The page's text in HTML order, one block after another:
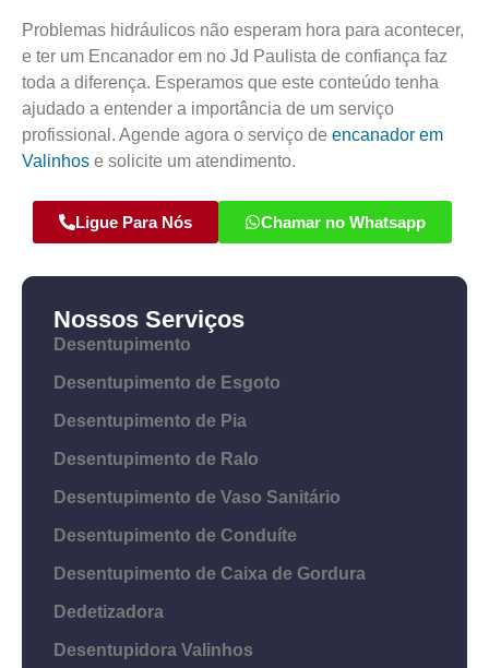
Problemas hidráulicos não esperam hora para acontecer,
e ter um Encanador em no Jd Paulista de confiança faz
toda a diferença. Esperamos que este conteúdo tenha
ajudado a entender a importância de um serviço
profissional. Agende agora o serviço de encanador em
Valinhos e solicite um atendimento.
Ligue Para Nós Chamar no Whatsapp
Nossos Serviços
Desentupimento
Desentupimento de Esgoto
Desentupimento de Pia
Desentupimento de Ralo
Desentupimento de Vaso Sanitário
Desentupimento de Conduíte
Desentupimento de Caixa de Gordura
Dedetizadora
Desentupidora Valinhos